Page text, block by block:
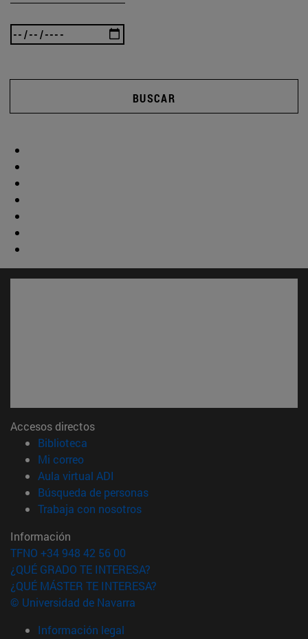
BUSCAR
Accesos directos
Biblioteca
Mi correo(abre en nueva ventana)
Aula virtual ADI
Búsqueda de personas(abre en nueva ventana)
Trabaja con nosotros(abre en nueva ventana)
Información
TFNO +34 948 42 56 00
¿QUÉ GRADO TE INTERESA?
¿QUÉ MÁSTER TE INTERESA?
© Universidad de Navarra
Información legal